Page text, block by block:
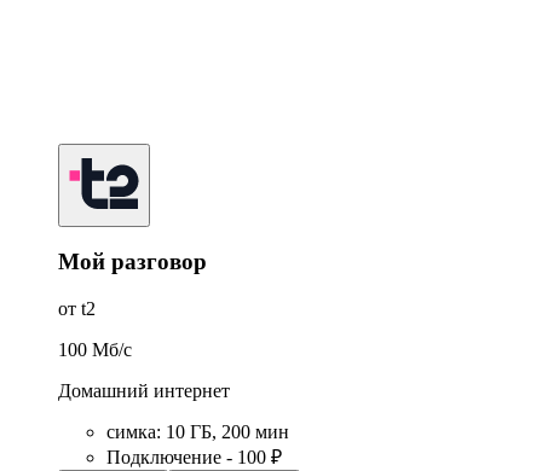
Мой разговор
от t2
100 Мб/c
Домашний интернет
симка: 10 ГБ, 200 мин
Подключение - 100 ₽